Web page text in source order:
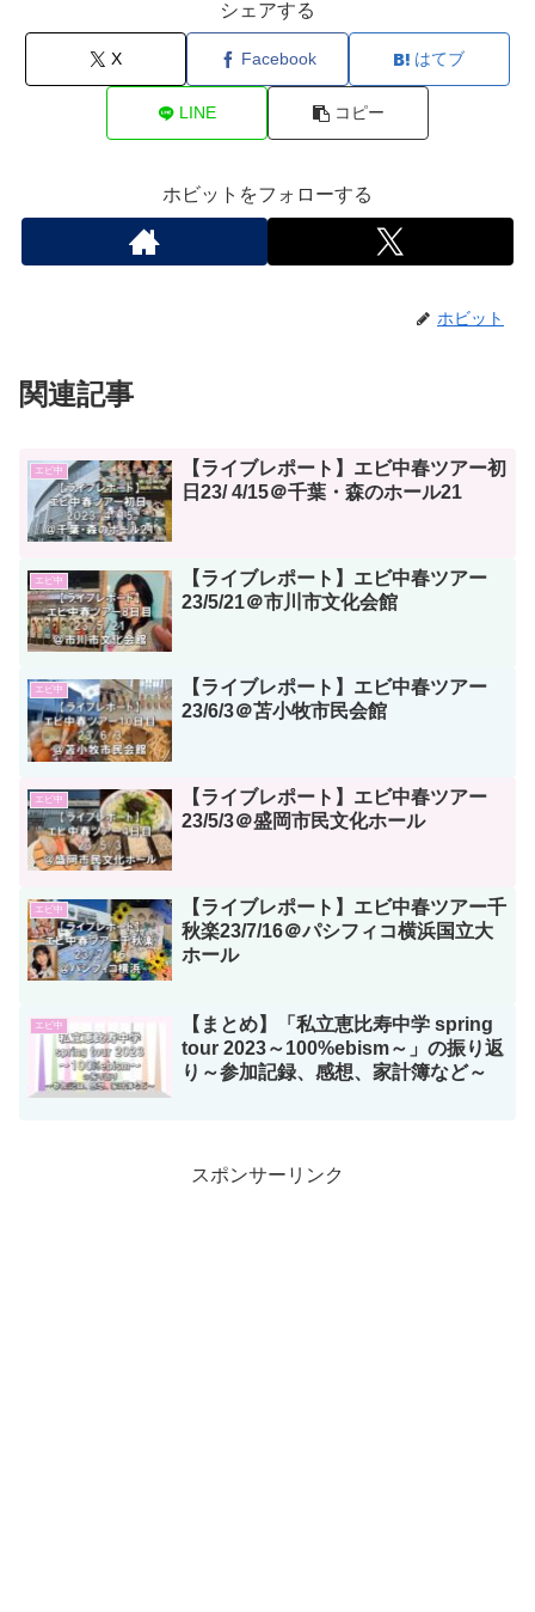
シェアする
X Facebook はてブ
LINE コピー
ホビットをフォローする
ホビット
関連記事
エビ中
【ライブレポート】エビ中春ツアー初
日23/ 4/15＠千葉・森のホール21
エビ中
【ライブレポート】エビ中春ツアー
23/5/21＠市川市文化会館
エビ中
【ライブレポート】エビ中春ツアー
23/6/3＠苫小牧市民会館
エビ中
【ライブレポート】エビ中春ツアー
23/5/3＠盛岡市民文化ホール
エビ中
【ライブレポート】エビ中春ツアー千
秋楽23/7/16＠パシフィコ横浜国立大
ホール
エビ中
【まとめ】「私立恵比寿中学 spring
tour 2023～100%ebism～」の振り返
り～参加記録、感想、家計簿など～
スポンサーリンク